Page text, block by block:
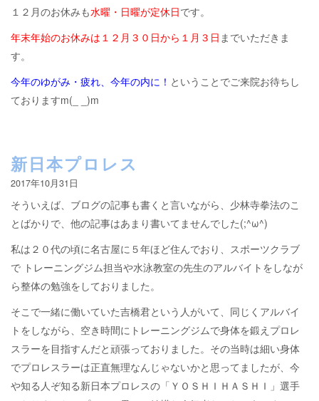
１２月のお休みも水曜・日曜が定休日です。
年末年始のお休みは１２月３０日から１月３日 までいただきま
す。
今年のゆがみ・疲れ、今年の内に！ ということでご来院お待ちし
ておりますm(_ _)m
新日本プロレス
2017年10月31日
そういえば、ブログの記事も書くと言いながら、少林寺拳法のこ
とばかりで、他の記事はあまり書いてませんでした(;^ω^)
私は２０代の頃に名古屋に５年ほど住んでおり、スポーツクラブ
で トレーニングジム担当や水泳教室の先生のアルバイトをしなが
ら整体の勉強をしておりました。
そこで一緒に働いていた吉橋君という人がいて、同じくアルバイ
トをしながら、空き時間にトレーニングジムで身体を鍛えプロレ
スラーを目指すんだと頑張っておりました。その当時は細い身体
でプロレスラーは正直無理なんじゃないかと思ってましたが、今
や知る人ぞ知る新日本プロレスの「ＹＯＳＨＩＨＡＳＨＩ」選手